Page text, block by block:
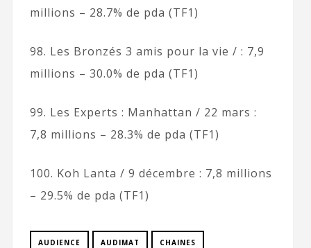
millions – 28.7% de pda (TF1)
98. Les Bronzés 3 amis pour la vie / : 7,9
millions – 30.0% de pda (TF1)
99. Les Experts : Manhattan / 22 mars :
7,8 millions – 28.3% de pda (TF1)
100. Koh Lanta / 9 décembre : 7,8 millions
– 29.5% de pda (TF1)
AUDIENCE AUDIMAT CHAINES